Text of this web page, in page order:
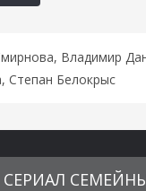
Владимир
Степан Белокрыс